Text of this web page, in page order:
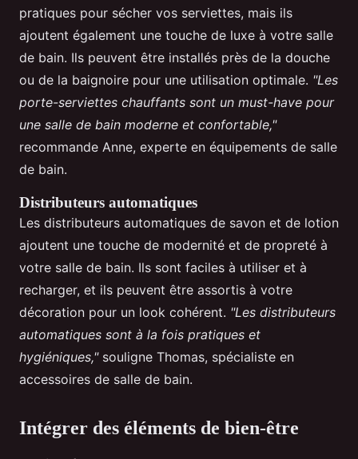
pratiques pour sécher vos serviettes, mais ils
ajoutent également une touche de luxe à votre salle
de bain. Ils peuvent être installés près de la douche
ou de la baignoire pour une utilisation optimale. "Les
porte-serviettes chauffants sont un must-have pour
une salle de bain moderne et confortable,"
recommande Anne, experte en équipements de salle
de bain.
Distributeurs automatiques
Les distributeurs automatiques de savon et de lotion
ajoutent une touche de modernité et de propreté à
votre salle de bain. Ils sont faciles à utiliser et à
recharger, et ils peuvent être assortis à votre
décoration pour un look cohérent. "Les distributeurs
automatiques sont à la fois pratiques et
hygiéniques,"souligne Thomas, spécialiste en
accessoires de salle de bain.
Intégrer des éléments de bien-être